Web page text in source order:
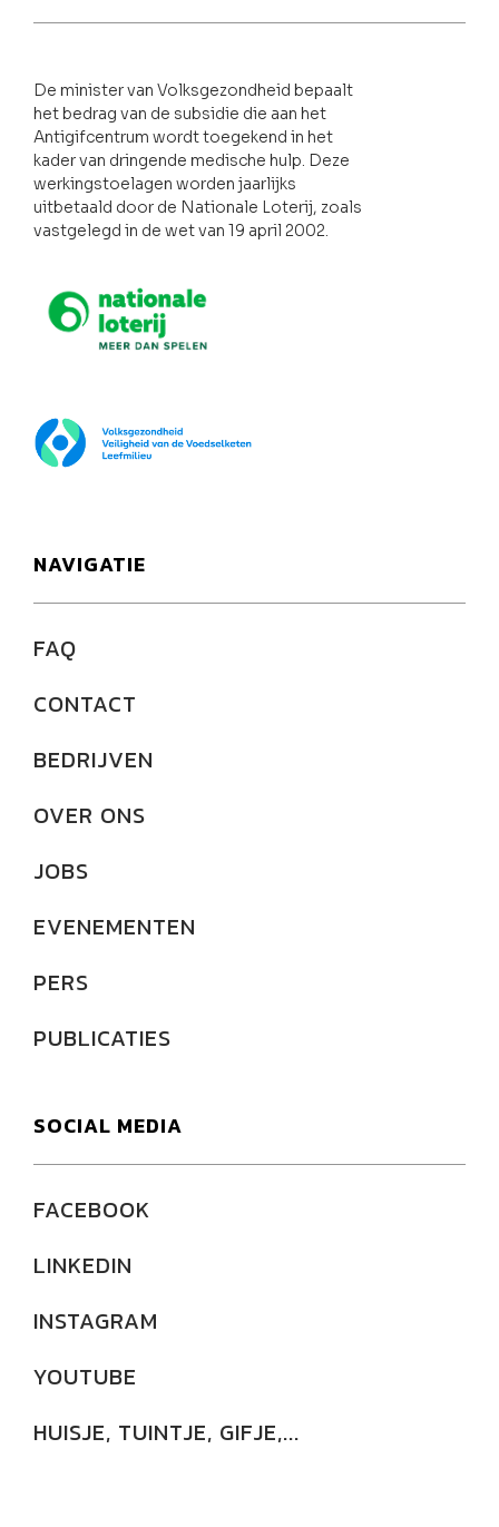
De minister van Volksgezondheid bepaalt
het bedrag van de subsidie die aan het
Antigifcentrum wordt toegekend in het
kader van dringende medische hulp. Deze
werkingstoelagen worden jaarlijks
uitbetaald door de Nationale Loterij, zoals
vastgelegd in de wet van 19 april 2002.
Nationale loterij
NAVIGATIE
FAQ
CONTACT
BEDRIJVEN
OVER ONS
JOBS
EVENEMENTEN
PERS
PUBLICATIES
SOCIAL MEDIA
FACEBOOK
LINKEDIN
INSTAGRAM
YOUTUBE
HUISJE, TUINTJE, GIFJE,...